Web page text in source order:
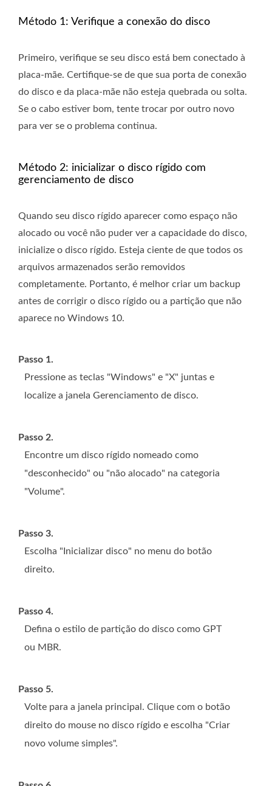
Método 1: Verifique a conexão do disco
Primeiro, verifique se seu disco está bem conectado à
placa-mãe. Certifique-se de que sua porta de conexão
do disco e da placa-mãe não esteja quebrada ou solta.
Se o cabo estiver bom, tente trocar por outro novo
para ver se o problema continua.
Método 2: inicializar o disco rígido com
gerenciamento de disco
Quando seu disco rígido aparecer como espaço não
alocado ou você não puder ver a capacidade do disco,
inicialize o disco rígido. Esteja ciente de que todos os
arquivos armazenados serão removidos
completamente. Portanto, é melhor criar um backup
antes de corrigir o disco rígido ou a partição que não
aparece no Windows 10.
Passo 1.
Pressione as teclas "Windows" e "X" juntas e
localize a janela Gerenciamento de disco.
Passo 2.
Encontre um disco rígido nomeado como
"desconhecido" ou "não alocado" na categoria
"Volume".
Passo 3.
Escolha "Inicializar disco" no menu do botão
direito.
Passo 4.
Defina o estilo de partição do disco como GPT
ou MBR.
Passo 5.
Volte para a janela principal. Clique com o botão
direito do mouse no disco rígido e escolha "Criar
novo volume simples".